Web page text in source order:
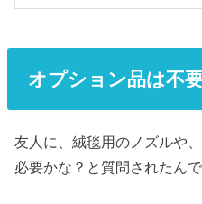
オプション品は不
友人に、絨毯用のノズルや
必要かな？と質問されたんで